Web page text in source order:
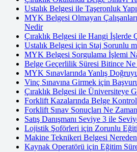
Ustalık Belgesi ile Taşeronluk
MYK Belgesi Olmayan
Nedir
Çıraklık Belgesi ile Hangi İşlerde
Ustalık Belgesi için Staj Sorunlu
MYK Belgesi Sorgulama İşlemi
Belge Geçerlilik Süresi Bitince Ne
MYK Sınavlarında Yanlış
Vinç Sınavına Girmek için
Çıraklık Belgesi ile Üniversiteye
Forklift Kazalarında Belge
Forklift Sınav Sonuçları Ne
Satış Danışmanı Seviye 3 ile
Lojistik Şoförleri için Zorunlu
Makine Teknikeri Belgesi Nereden
Kaynak Operatörü için Eğitim